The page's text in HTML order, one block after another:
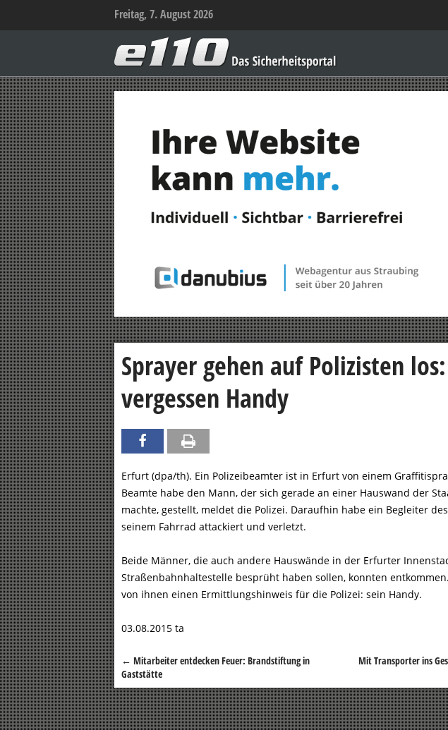
Freitag, 7. August 2026
–
Das
Sicherheitsportal
Sprayer gehen auf Polizisten
vergessen Handy
Erfurt (dpa/th). Ein Polizeibeamter ist in Erfurt von einem
Beamte habe den Mann, der sich gerade an einer Hauswand der
machte, gestellt, meldet die Polizei. Daraufhin habe ein Begleiter
seinem Fahrrad attackiert und verletzt.
Beide Männer, die auch andere Hauswände in der Erfurter
Straßenbahnhaltestelle besprüht haben sollen, konnten
von ihnen einen Ermittlungshinweis für die Polizei: sein Handy.
03.08.2015 ta
Beitragsnavigation
← Mitarbeiter entdecken Feuer: Brandstiftung in
Gaststätte
Mit Transporter ins